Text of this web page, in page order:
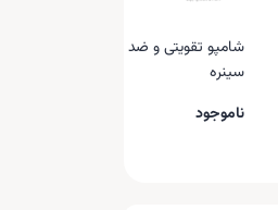
شامپو تقویتی و ضد ریزش مو
سینره
ناموجود